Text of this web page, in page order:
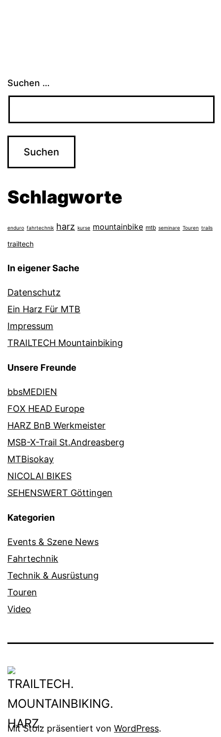
Suchen …
Schlagworte
enduro fahrtechnik harz kurse mountainbike mtb seminare Touren trails
trailtech
In eigener Sache
Datenschutz
Ein Harz Für MTB
Impressum
TRAILTECH Mountainbiking
Unsere Freunde
bbsMEDIEN
FOX HEAD Europe
HARZ BnB Werkmeister
MSB-X-Trail St.Andreasberg
MTBisokay
NICOLAI BIKES
SEHENSWERT Göttingen
Kategorien
Events & Szene News
Fahrtechnik
Technik & Ausrüstung
Touren
Video
Mit Stolz präsentiert von WordPress.